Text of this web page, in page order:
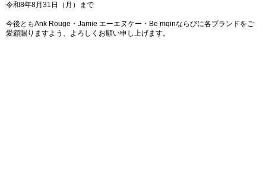
令和8年8月31日（月）まで
今後ともAnk Rouge・Jamie エーエヌケー・Be mqinならびに各ブランドをご
愛顧賜りますよう、よろしくお願い申し上げます。